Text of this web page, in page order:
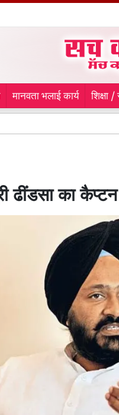
मानवता भलाई कार्य शिक्षा /
ढींडसा का